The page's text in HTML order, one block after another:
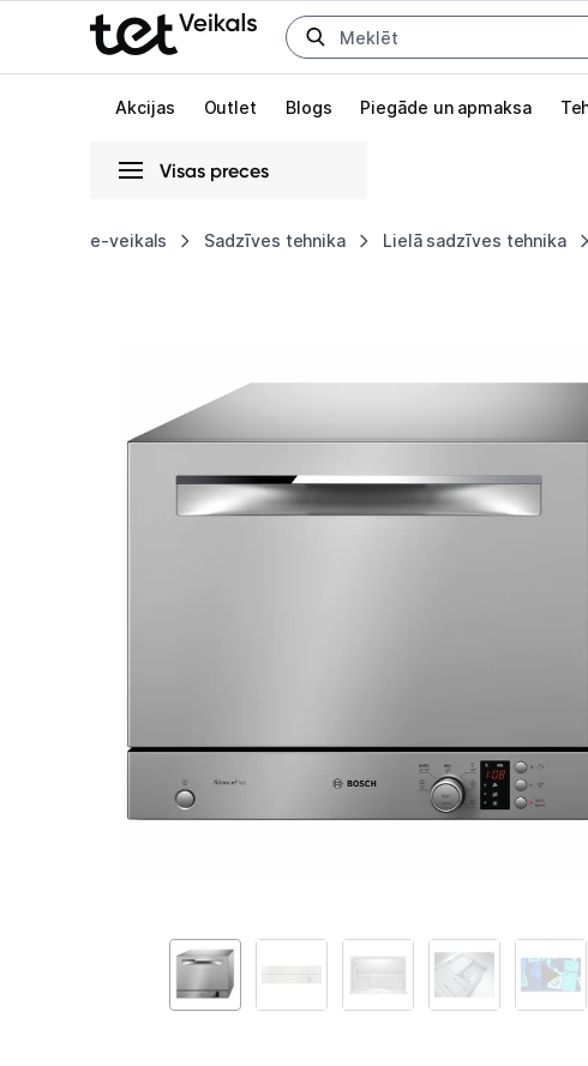
Uz kategorijam Uz galveno saturu
Akcijas Outlet Blogs Piegāde un apmaksa
Visas preces
e-veikals Sadzīves tehnika Lielā sadzīves tehnika
Bosch
SKS62E38EU